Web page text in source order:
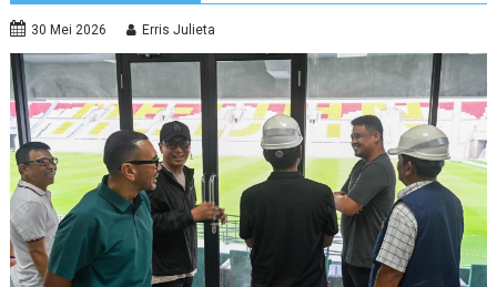
30 Mei 2026 Erris Julieta